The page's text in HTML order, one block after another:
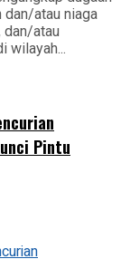
dan/atau niaga
dan/atau
wilayah...
Pintu